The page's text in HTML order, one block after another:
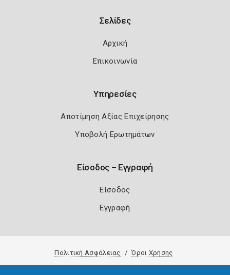
Σελίδες
Αρχική
Επικοινωνία
Υπηρεσίες
Αποτίμηση Αξίας Επιχείρησης
Υποβολή Ερωτημάτων
Είσοδος – Εγγραφή
Είσοδος
Εγγραφή
Πολιτική Ασφάλειας Όροι Χρήσης